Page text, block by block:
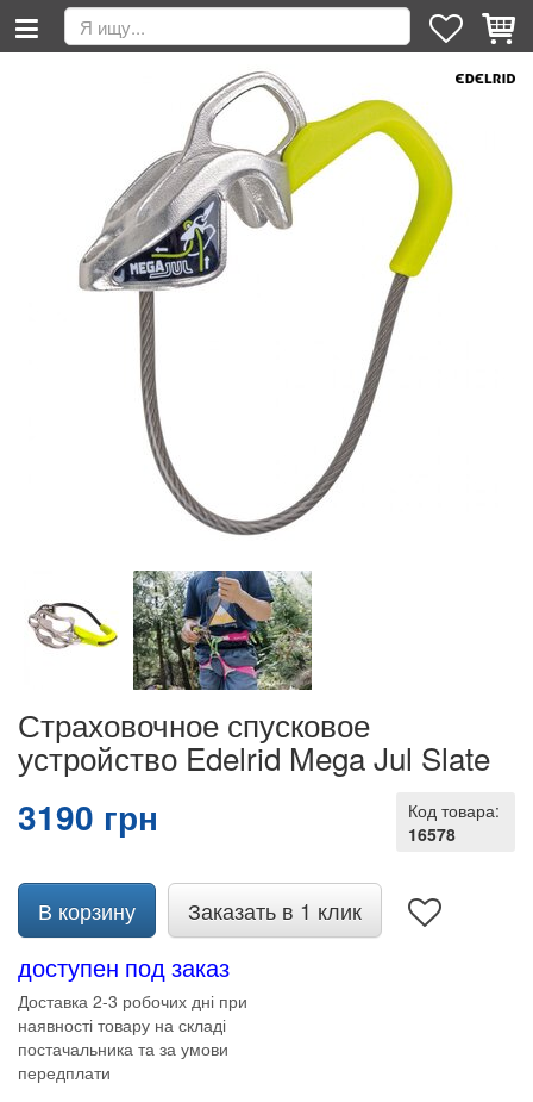
Страховочное спусковое
устройство Edelrid Mega Jul Slate
Код товара:
16578
3190 грн
В корзину Заказать в 1 клик
доступен под заказ
Доставка 2-3 робочих дні при
наявності товару на складі
постачальника та за умови
передплати